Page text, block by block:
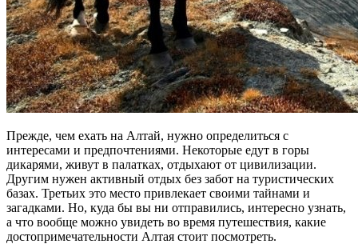
Прежде, чем ехать на Алтай, нужно определиться с
интересами и предпочтениями. Некоторые едут в горы
дикарями, живут в палатках, отдыхают от цивилизации.
Другим нужен активный отдых без забот на туристических
базах. Третьих это место привлекает своими тайнами и
загадками. Но, куда бы вы ни отправились, интересно узнать,
а что вообще можно увидеть во время путешествия, какие
достопримечательности Алтая стоит посмотреть.